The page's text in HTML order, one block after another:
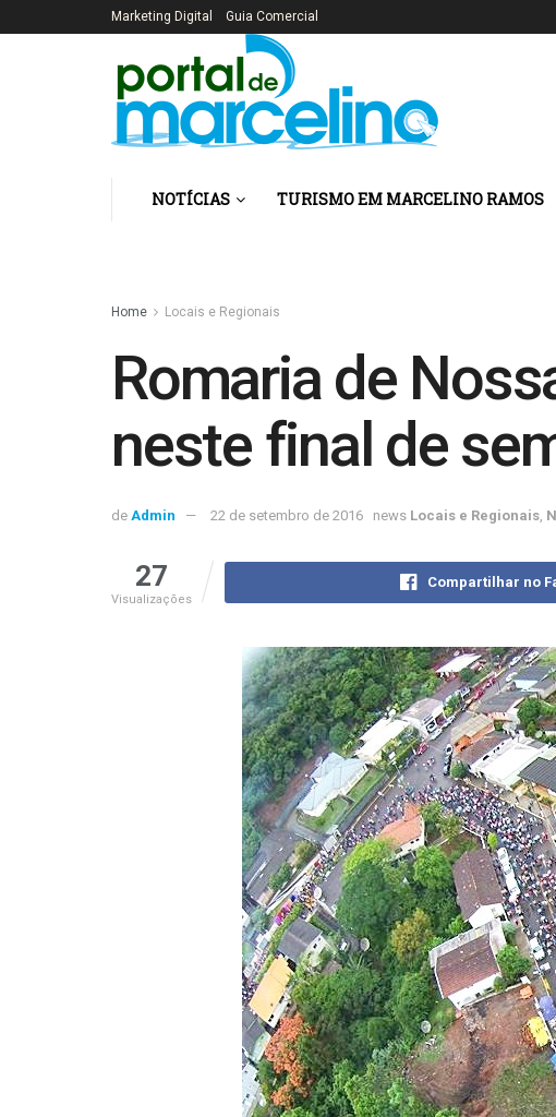
Marketing Digital Guia Comercial
NOTÍCIAS TURISMO EM MARCELINO RAMOS
Home Locais e Regionais
Romaria de
neste final de
de Admin 22 de setembro de 2016 news Locais e Regionais,
27
Visualizações
Compartilhar no